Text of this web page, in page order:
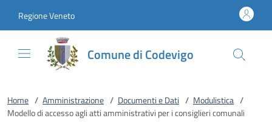
Regione Veneto
Comune di Codevigo
Home / Amministrazione / Documenti e Dati / Modulistica /
Modello di accesso agli atti amministrativi per i consiglieri comunali